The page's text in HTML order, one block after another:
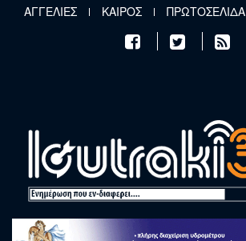
Παράκαμψη προς το κυρίως περιεχόμενο
ΑΓΓΕΛΙΕΣ ΚΑΙΡΟΣ ΠΡΩΤΟΣΕΛΙΔΑ